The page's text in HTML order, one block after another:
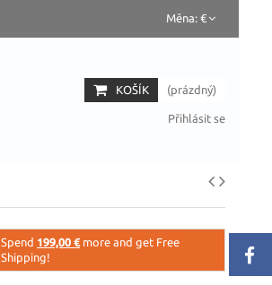
Měna: €
KOŠÍK (prázdný)
Přihlásit se
Spend 199,00 €more and get Free
Shipping!